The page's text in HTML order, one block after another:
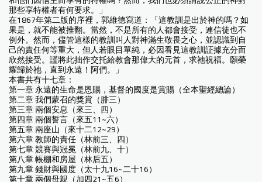
那些享特權者有何要求。」
在1867年第二版的序裡，郭維德寫道：「這教訓是出於神的嗎？如
果是，就不能被推翻。當然，不是所有的人都會接受，連信徒也不
例外。然而，儘管這樣的教訓叫人對神滿生敬畏之心，並認識到自
己的責任何等重大，但人若眼目單純，必因看見這教訓証據充分而
欣然接受。謹將此拙作交托給教會那偉大的元首，求祂祝福。願榮
耀歸於祂，直到永遠！阿們。」
本書共有十七章：
第一章 永遠的生命是恩賜，基督的國度是賞賜（全本聖經總論）
第二章 我們蒙召的獎賞（腓三）
第三章 兩個安息（來三、四）
第四章 兩個誓言（來五11~六）
第五章 兩座山（來十二12~29）
第六章 教師的責任（林前三、四）
第七章 競賽與冠冕（林前九、十）
第八章 帳棚和房屋（林后五）
第九章 錢財與國度（太十九16~二十16）